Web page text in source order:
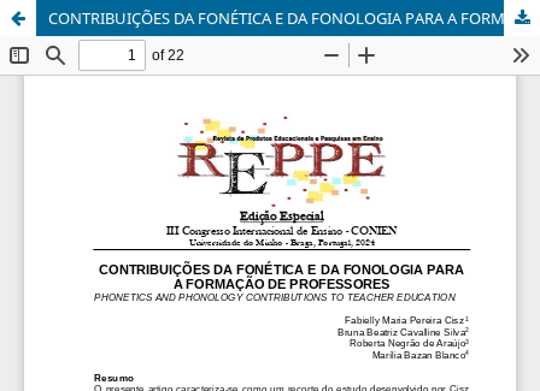
CONTRIBUIÇÕES DA FONÉTICA E DA FONOLOGIA PARA A FORMAÇÃO DE PROFESSORES